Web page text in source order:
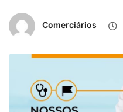
Comerciários